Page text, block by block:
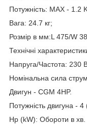
Потужність: MAX - 1.2
Вага: 24.7 кг;
Розмір в мм:L 475/W
Технічні
Напруга/Частота: 230
Номінальна сила
Двигун - CGM 4HP.
Потужність двигуна - 4
Hp (kW): Обороти в